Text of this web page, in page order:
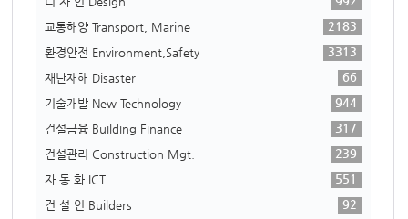
교통해양 Transport, Marine
2183
환경안전 Environment,Safety
3313
재난재해 Disaster
66
기술개발 New Technology
944
건설금융 Building Finance
317
건설관리 Construction Mgt.
239
자 동 화 ICT
551
건 설 인 Builders
92